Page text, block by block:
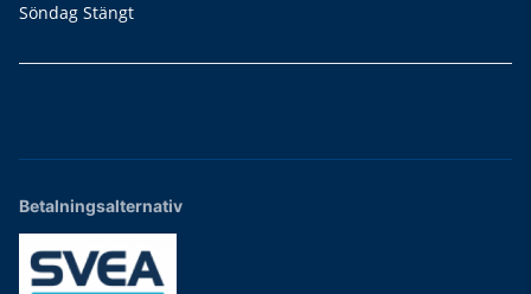
Söndag Stängt
Betalningsalternativ